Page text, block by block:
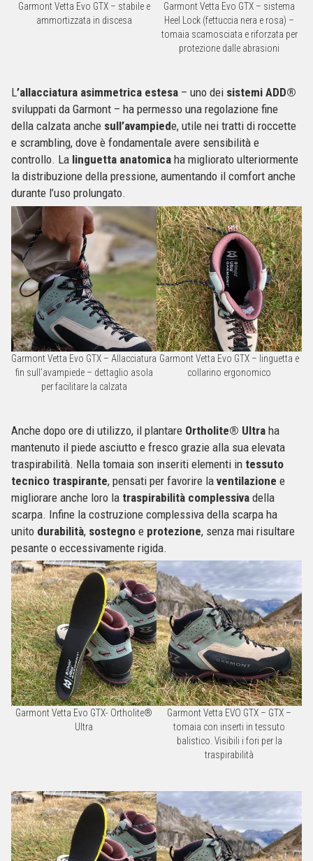
Garmont Vetta Evo GTX – stabile e
ammortizzata in discesa
Garmont Vetta Evo GTX – sistema
Heel Lock (fettuccia nera e rosa) –
tomaia scamosciata e riforzata per
protezione dalle abrasioni
L’allacciatura asimmetrica estesa – uno dei sistemi ADD®
sviluppati da Garmont – ha permesso una regolazione fine
della calzata anche sull’avampiede, utile nei tratti di roccette
e scrambling, dove è fondamentale avere sensibilità e
controllo. La linguetta anatomica ha migliorato ulteriormente
la distribuzione della pressione, aumentando il comfort anche
durante l’uso prolungato.
Garmont Vetta Evo GTX – Allacciatura
fin sull’avampiede – dettaglio asola
per facilitare la calzata
Garmont Vetta Evo GTX – linguetta e
collarino ergonomico
Anche dopo ore di utilizzo, il plantare Ortholite® Ultra ha
mantenuto il piede asciutto e fresco grazie alla sua elevata
traspirabilità. Nella tomaia son inseriti elementi in tessuto
tecnico traspirante, pensati per favorire la ventilazione e
migliorare anche loro la traspirabilità complessiva della
scarpa. Infine la costruzione complessiva della scarpa ha
unito durabilità, sostegno e protezione, senza mai risultare
pesante o eccessivamente rigida.
Garmont Vetta Evo GTX- Ortholite®
Ultra
Garmont Vetta EVO GTX – GTX –
tomaia con inserti in tessuto
balistico. Visibili i fori per la
traspirabilità